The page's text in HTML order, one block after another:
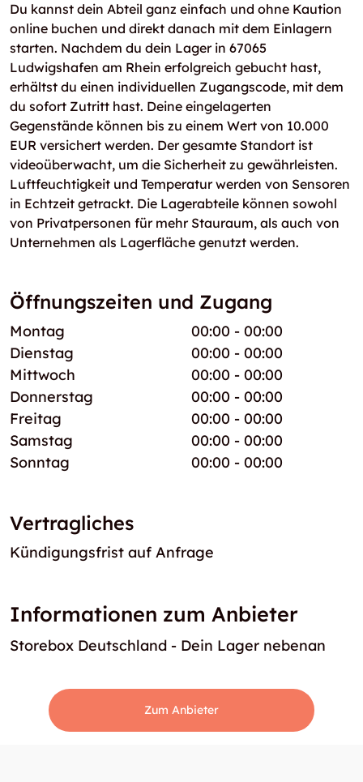
Du kannst dein Abteil ganz einfach und ohne Kaution
online buchen und direkt danach mit dem Einlagern
starten. Nachdem du dein Lager in 67065
Ludwigshafen am Rhein erfolgreich gebucht hast,
erhältst du einen individuellen Zugangscode, mit dem
du sofort Zutritt hast. Deine eingelagerten
Gegenstände können bis zu einem Wert von 10.000
EUR versichert werden. Der gesamte Standort ist
videoüberwacht, um die Sicherheit zu gewährleisten.
Luftfeuchtigkeit und Temperatur werden von Sensoren
in Echtzeit getrackt. Die Lagerabteile können sowohl
von Privatpersonen für mehr Stauraum, als auch von
Unternehmen als Lagerfläche genutzt werden.
Öffnungszeiten und Zugang
Montag
00:00 - 00:00
Dienstag
00:00 - 00:00
Mittwoch
00:00 - 00:00
Donnerstag
00:00 - 00:00
Freitag
00:00 - 00:00
Samstag
00:00 - 00:00
Sonntag
00:00 - 00:00
Vertragliches
Kündigungsfrist auf Anfrage
Informationen zum Anbieter
Storebox Deutschland - Dein Lager nebenan
Zum Anbieter